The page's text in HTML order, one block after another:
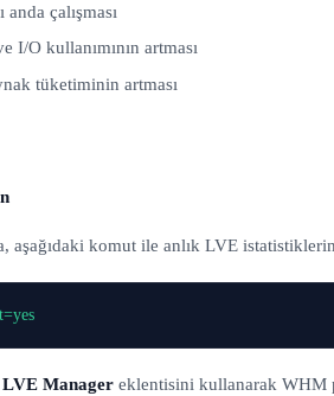
çalışması
I/O kullanımının artması
tüketiminin artması
aşağıdaki komut ile anlık LVE
Manager eklentisini kullanarak WHM